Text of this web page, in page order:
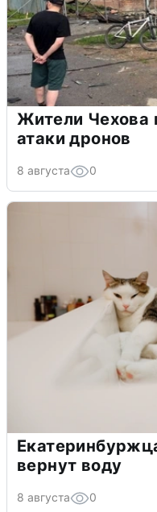
Жители Чехова
атаки дронов
8 августа 0
вернут воду
8 августа 0